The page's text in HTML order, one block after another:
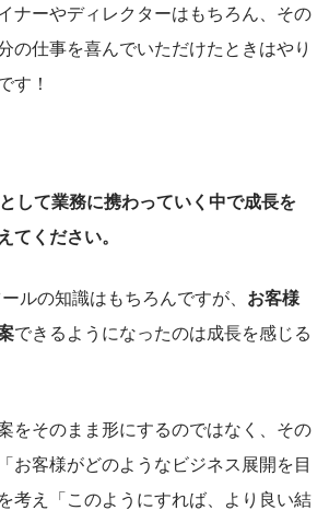
ナーやディレクターはもちろん、その
の仕事を喜んでいただけたときはやり
す！
して業務に携わっていく中で成長を
てください。
ルの知識はもちろんですが、 お客様
できるようになったのは成長を感じる
をそのまま形にするのではなく、その
お客様がどのようなビジネス展開を目
考え「このようにすれば、より良い結